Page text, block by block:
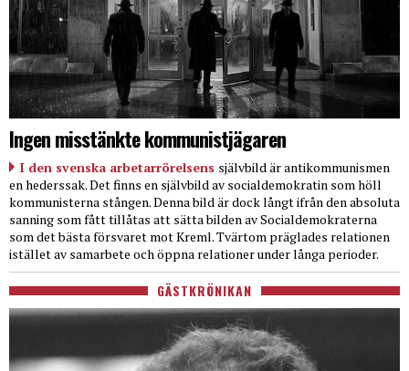
Ingen misstänkte kommunistjägaren
I den svenska arbetarrörelsens självbild är antikommunismen
en hederssak. Det finns en självbild av socialdemokratin som höll
kommunisterna stången. Denna bild är dock långt ifrån den absoluta
sanning som fått tillåtas att sätta bilden av Socialdemokraterna
som det bästa försvaret mot Kreml. Tvärtom präglades relationen
istället av samarbete och öppna relationer under långa perioder.
GÄSTKRÖNIKAN